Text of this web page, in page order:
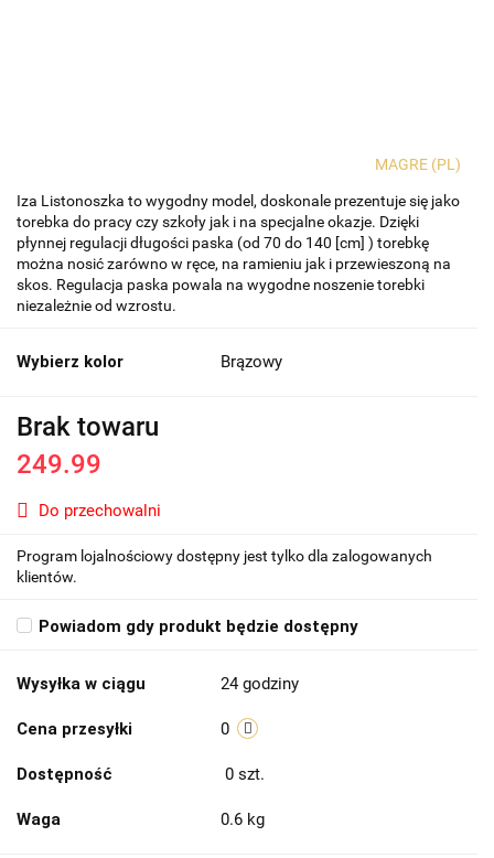
MAGRE (PL)
Iza Listonoszka to wygodny model, doskonale prezentuje się jako
torebka do pracy czy szkoły jak i na specjalne okazje. Dzięki
płynnej regulacji długości paska (od 70 do 140 [cm] ) torebkę
można nosić zarówno w ręce, na ramieniu jak i przewieszoną na
skos. Regulacja paska powala na wygodne noszenie torebki
niezależnie od wzrostu.
Wybierz kolor Brązowy
Brak towaru
249.99
Do przechowalni
Program lojalnościowy dostępny jest tylko dla zalogowanych
klientów.
Powiadom gdy produkt będzie dostępny
Wysyłka w ciągu 24 godziny
Cena przesyłki 0
Dostępność 0 szt.
Waga 0.6 kg